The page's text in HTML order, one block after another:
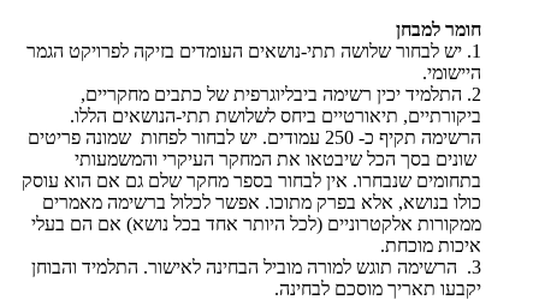
חומר למבחן
1. יש לבחור שלושה תתי-נושאים העומדים בזיקה לפרויקט הגמר
היישומי.
2. התלמיד יכין רשימה ביבליוגרפית של כתבים מחקריים,
ביקורתיים, תיאורטיים ביחס לשלושת תתי-הנושאים הללו.
הרשימה תקיף כ- 250 עמודים. יש לבחור לפחות שמונה פריטים
שונים בסך הכל שיבטאו את המחקר העיקרי והמשמעותי
בתחומים שנבחרו. אין לבחור בספר מחקר שלם גם אם הוא עוסק
כולו בנושא, אלא בפרק מתוכו. אפשר לכלול ברשימה מאמרים
ממקורות אלקטרוניים (לכל היותר אחד בכל נושא) אם הם בעלי
איכות מוכחת.
3. הרשימה תוגש למורה מוביל הבחינה לאישור. התלמיד והבוחן
יקבעו תאריך מוסכם לבחינה.